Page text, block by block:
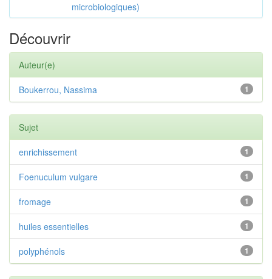
microbiologiques)
Découvrir
Auteur(e)
1
Boukerrou, Nassima
Sujet
1
enrichissement
1
Foenuculum vulgare
1
fromage
1
huiles essentielles
1
polyphénols